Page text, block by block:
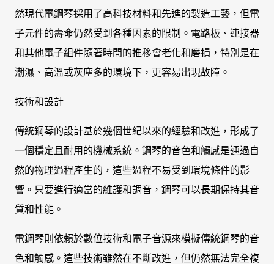
然現代電鋼琴採用了高科技材料和先進的製造工藝，但電
子元件的壽命仍然受到各種因素的限制。電路板、連接器
和其他電子組件隨著時間的推移會老化和磨損，特別是在
潮濕、高溫或灰塵多的環境下，更容易出現故障。
技術和設計
傳統鋼琴的設計基於幾個世紀以來的經驗和改進，形成了
一個穩定且耐用的機械系統。鋼琴的音色和觸感是通過自
然的物理過程產生的，這些過程不易受到環境條件的影
響。只要進行適當的維護和調音，鋼琴可以長期保持其音
質和性能。
電鋼琴則依賴於數位技術和電子音源來模擬傳統鋼琴的音
色和觸感。這些技術雖然在不斷改進，但仍然無法完全複